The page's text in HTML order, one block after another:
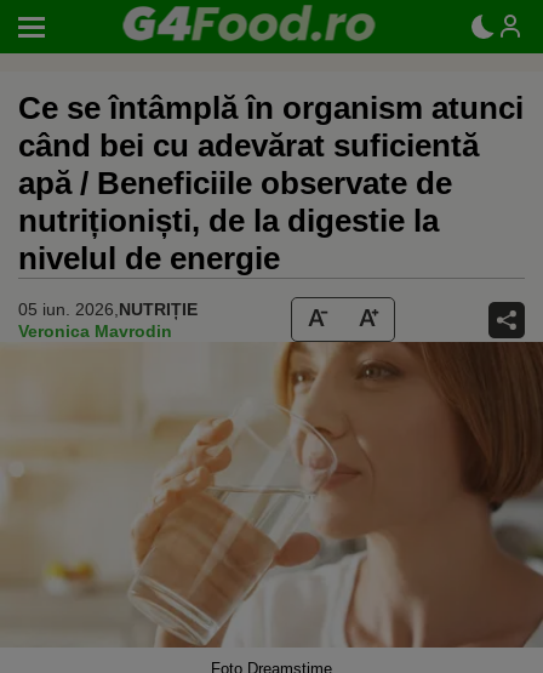
Ce se întâmplă în organism atunci
când bei cu adevărat suficientă
apă / Beneficiile observate de
nutriționiști, de la digestie la
nivelul de energie
05 iun. 2026, NUTRIȚIE
Veronica Mavrodin
Foto Dreamstime